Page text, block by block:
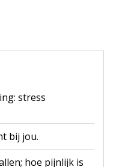
stress
bij jou.
hoe pijnlijk is